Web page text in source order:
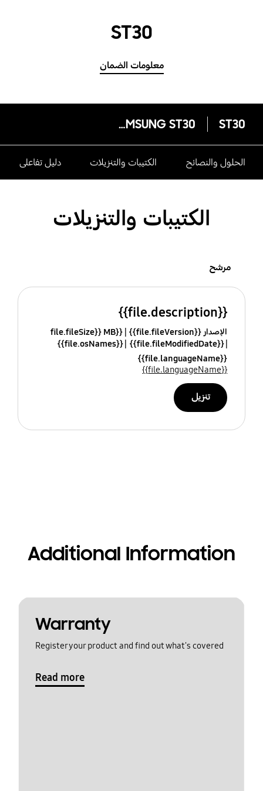
ST30
معلومات الضمان
ST30
SAMSUNG ST30
الحلول والنصائح الكتيبات والتنزيلات دليل تفاعلى
الكتيبات والتنزيلات
مرشح
{{file.description}}
الإصدار {{file.fileVersion}}
{{file.fileSize}} MB
{{file.fileModifiedDate}}
{{file.osNames}}
{{file.languageName}}
{{file.languageName}}
تنزيل
Additional Information
Warranty
Register your product and find out what's covered
Read more